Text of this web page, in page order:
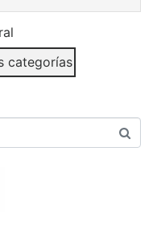
categorías